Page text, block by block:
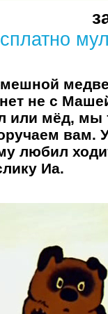
не с
или мёд, мы
вам.
любил
Иа.